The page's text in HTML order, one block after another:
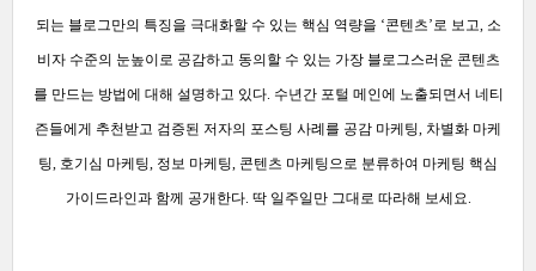
되는 블로그만의 특징을 극대화할 수 있는 핵심 역량을 ‘콘텐츠’로 보고, 소
비자 수준의 눈높이로 공감하고 동의할 수 있는 가장 블로그스러운 콘텐츠
를 만드는 방법에 대해 설명하고 있다. 수년간 포털 메인에 노출되면서 네티
즌들에게 추천받고 검증된 저자의 포스팅 사례를 공감 마케팅, 차별화 마케
팅, 호기심 마케팅, 정보 마케팅, 콘텐츠 마케팅으로 분류하여 마케팅 핵심
가이드라인과 함께 공개한다. 딱 일주일만 그대로 따라해 보세요.